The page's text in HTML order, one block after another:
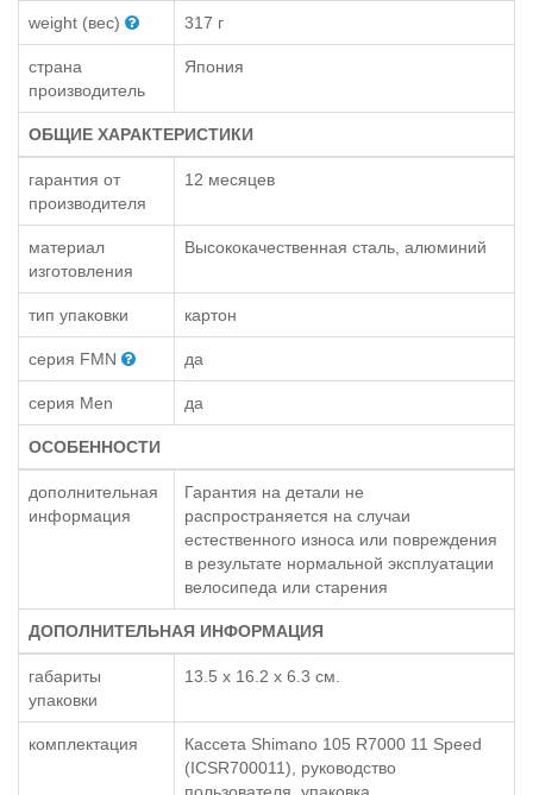
weight (вес) 317 г
страна
производитель
Япония
ОБЩИЕ ХАРАКТЕРИСТИКИ
гарантия от
производителя
12 месяцев
материал
изготовления
Высококачественная сталь, алюминий
тип упаковки картон
серия FMN да
серия Men да
ОСОБЕННОСТИ
дополнительная
информация
Гарантия на детали не
распространяется на случаи
естественного износа или повреждения
в результате нормальной эксплуатации
велосипеда или старения
ДОПОЛНИТЕЛЬНАЯ ИНФОРМАЦИЯ
габариты
упаковки
13.5 x 16.2 x 6.3 см.
комплектация
Кассета Shimano 105 R7000 11 Speed
(ICSR700011), руководство